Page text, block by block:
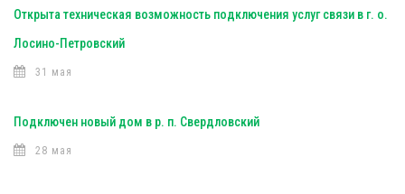
Открыта техническая возможность подключения услуг связи в г. о.
Лосино-Петровский
31 мая
Подключен новый дом в р. п. Свердловский
28 мая